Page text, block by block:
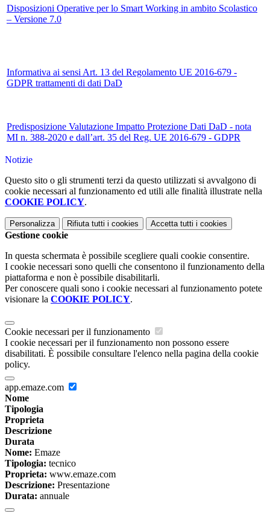
Disposizioni Operative per lo Smart Working in ambito Scolastico
– Versione 7.0
Informativa ai sensi Art. 13 del Regolamento UE 2016-679 -
GDPR trattamenti di dati DaD
Predisposizione Valutazione Impatto Protezione Dati DaD - nota
MI n. 388-2020 e dall’art. 35 del Reg. UE 2016-679 - GDPR
Notizie
Questo sito o gli strumenti terzi da questo utilizzati si avvalgono di
cookie necessari al funzionamento ed utili alle finalità illustrate nella
COOKIE POLICY.
Personalizza Rifiuta tutti i cookies Accetta tutti i cookies
Gestione cookie
In questa schermata è possibile scegliere quali cookie consentire.
I cookie necessari sono quelli che consentono il funzionamento della
piattaforma e non è possibile disabilitarli.
Per conoscere quali sono i cookie necessari al funzionamento potete
visionare la COOKIE POLICY.
Cookie necessari per il funzionamento
I cookie necessari per il funzionamento non possono essere
disabilitati. È possibile consultare l'elenco nella pagina della cookie
policy.
app.emaze.com
Nome
Tipologia
Proprieta
Descrizione
Durata
Nome: Emaze
Tipologia: tecnico
Proprieta: www.emaze.com
Descrizione: Presentazione
Durata: annuale